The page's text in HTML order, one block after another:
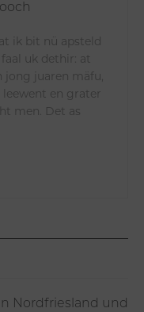
ik bit nü apsteld
uk dethir: at
jong juaren mäfu,
en grater
men. Det as
Nordfriesland und